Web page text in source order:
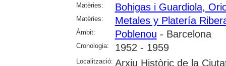
Matèries:
Bohigas i Guardiola,
Matèries: Metales y Platería
Àmbit: Poblenou - Barcelona
Cronologia: 1952 - 1959
Localització: Arxiu Històric de la